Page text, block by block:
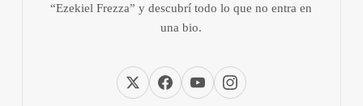
“Ezekiel Frezza” y descubrí todo lo que no entra en
una bio.